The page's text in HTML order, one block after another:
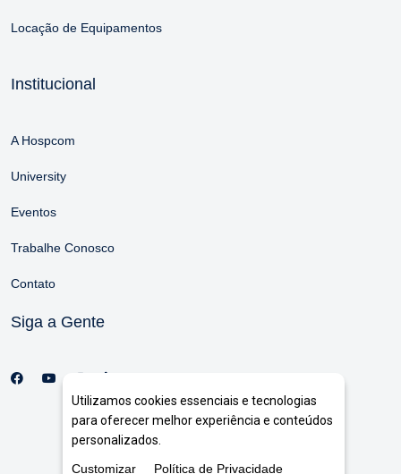
Locação de Equipamentos
Institucional
A Hospcom
University
Eventos
Trabalhe Conosco
Contato
Siga a Gente
Utilizamos cookies essenciais e tecnologias
para oferecer melhor experiência e conteúdos
personalizados.
Customizar
Política de Privacidade